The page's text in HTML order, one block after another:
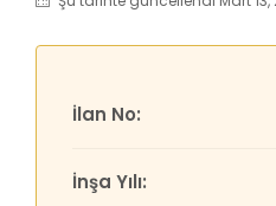
İlan No:
İnşa Yılı: